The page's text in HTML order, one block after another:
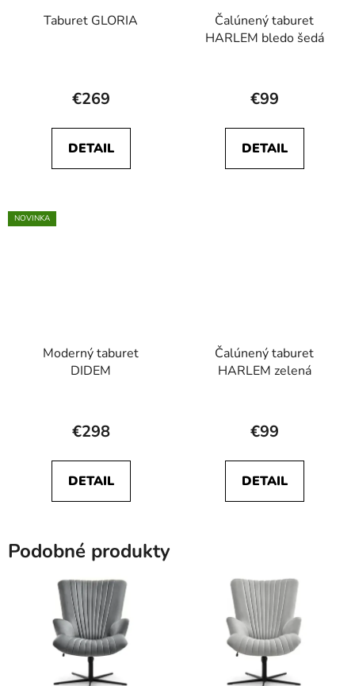
Taburet GLORIA
hodnotenie
je
5,0
€269
DETAIL
Čalúnený taburet
HARLEM bledo šedá
€99
DETAIL
NOVINKA
Moderný taburet
DIDEM
€298
DETAIL
Čalúnený taburet
HARLEM zelená
€99
DETAIL
Podobné produkty